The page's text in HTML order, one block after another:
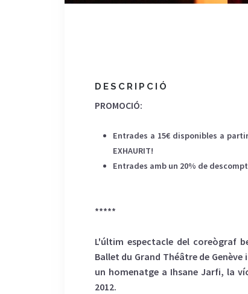
DESCRIPCIÓ
PROMOCIÓ:
Entrades a 15€ disponibles a
EXHAURIT!
Entrades amb un 20% de
*****
L'últim espectacle del coreògraf
Ballet du Grand Théâtre de
un homenatge a Ihsane Jarfi, la
2012.